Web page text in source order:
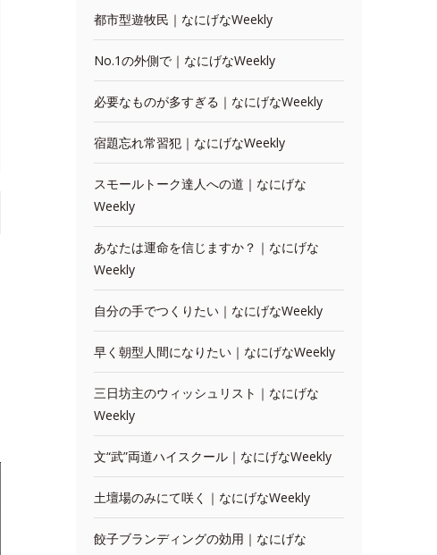
都市型遊牧民｜なにげなWeekly
No.1の外側で｜なにげなWeekly
必要なものが多すぎる｜なにげなWeekly
宿題忘れ常習犯｜なにげなWeekly
スモールトーク達人への道｜なにげな
Weekly
あなたは運命を信じますか？｜なにげな
Weekly
自分の手でつくりたい｜なにげなWeekly
早く朝型人間になりたい｜なにげなWeekly
三日坊主のウィッシュリスト｜なにげな
Weekly
文“武”両道ハイスクール｜なにげなWeekly
土壇場のみにて咲く｜なにげなWeekly
餃子ブランディングの効用｜なにげな